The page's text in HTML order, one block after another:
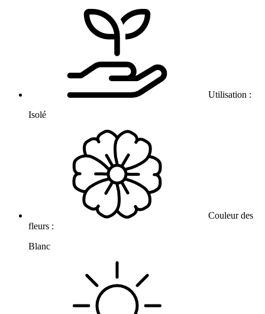
Utilisation :
Isolé
Couleur des
fleurs :
Blanc